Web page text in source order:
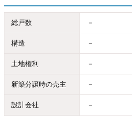
総戸数 －
構造 －
土地権利 －
新築分譲時の売主 －
設計会社 －